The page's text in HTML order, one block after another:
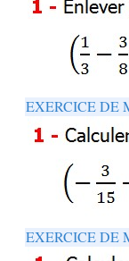
EXERCICE DE
EXERCICE DE